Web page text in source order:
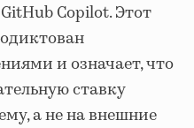
Copilot. Этот
и означает, что
ставку
а не на внешние